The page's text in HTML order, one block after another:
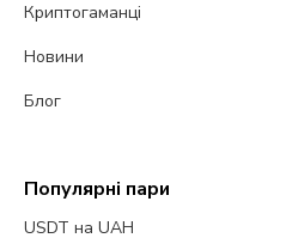
Криптогаманці
Новини
Блог
Популярні пари
USDT на UAH